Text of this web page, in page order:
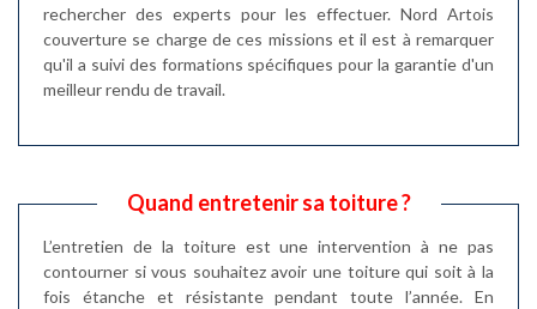
rechercher des experts pour les effectuer. Nord Artois
couverture se charge de ces missions et il est à remarquer
qu'il a suivi des formations spécifiques pour la garantie d'un
meilleur rendu de travail.
Quand entretenir sa toiture ?
L’entretien de la toiture est une intervention à ne pas
contourner si vous souhaitez avoir une toiture qui soit à la
fois étanche et résistante pendant toute l’année. En